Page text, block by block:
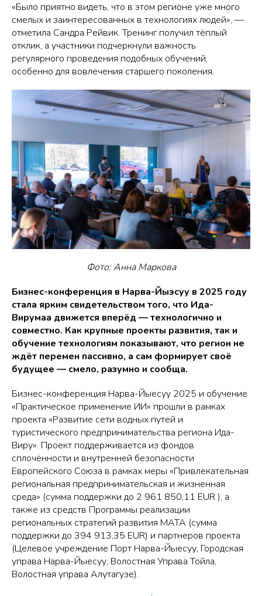
«Было приятно видеть, что в этом регионе уже много
смелых и заинтересованных в технологиях людей», —
отметила Сандра Рейвик. Тренинг получил тёплый
отклик, а участники подчеркнули важность
регулярного проведения подобных обучений,
особенно для вовлечения старшего поколения.
Фото: Анна Маркова
Бизнес-конференция в Нарва-Йыэсуу в 2025 году
стала ярким свидетельством того, что Ида-
Вирумаа движется вперёд — технологично и
совместно. Как крупные проекты развития, так и
обучение технологиям показывают, что регион не
ждёт перемен пассивно, а сам формирует своё
будущее — смело, разумно и сообща.
Бизнес-конференция Нарва-Йыесуу 2025 и обучение
«Практическое применение ИИ» прошли в рамках
проекта «Развитие сети водных путей и
туристического предпринимательства региона Ида-
Виру». Проект поддерживается из фондов
сплочённости и внутренней безопасности
Европейского Союза в рамках меры «Привлекательная
региональная предпринимательская и жизненная
среда» (сумма поддержки до 2 961 850,11 EUR ), а
также из средств Программы реализации
региональных стратегий развития МАТА (сумма
поддержки до 394 913,35 EUR) и партнеров проекта
(Целевое учреждение Порт Нарва-Йыесуу, Городская
управа Нарва-Йыесуу, Волостная Управа Тойла,
Волостная управа Алутагузе).